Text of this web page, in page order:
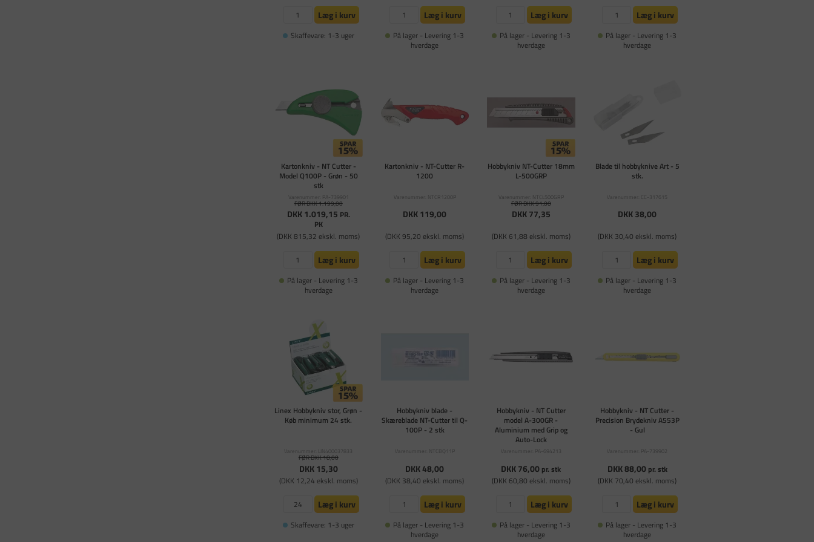
Læg i kurv
Skaffevare: 1-3 uger
Læg i kurv
På lager - Levering 1-3
hverdage
Læg i kurv
På lager - Levering 1-3
hverdage
Læg i kurv
På lager - Levering 1-3
hverdage
Kartonkniv - NT Cutter -
Model Q100P - Grøn - 50
stk
Varenummer: PA-739901
FØR DKK 1.199,00
DKK 1.019,15 PR.
PK
(DKK 815,32 ekskl. moms)
Læg i kurv
På lager - Levering 1-3
hverdage
Kartonkniv - NT-Cutter R-
1200
Varenummer: NTCR1200P
DKK 119,00
(DKK 95,20 ekskl. moms)
Læg i kurv
På lager - Levering 1-3
hverdage
Hobbykniv NT-Cutter 18mm
L-500GRP
Varenummer: NTCL500GRP
FØR DKK 91,00
DKK 77,35
(DKK 61,88 ekskl. moms)
Læg i kurv
På lager - Levering 1-3
hverdage
Blade til hobbyknive Art - 5
stk.
Varenummer: CC-317615
DKK 38,00
(DKK 30,40 ekskl. moms)
Læg i kurv
På lager - Levering 1-3
hverdage
Linex Hobbykniv stor, Grøn -
Køb minimum 24 stk.
Varenummer: LIN400037833
FØR DKK 18,00
DKK 15,30
(DKK 12,24 ekskl. moms)
Læg i kurv
Skaffevare: 1-3 uger
Hobbykniv blade -
Skæreblade NT-Cutter til Q-
100P - 2 stk
Varenummer: NTCBQ11P
DKK 48,00
(DKK 38,40 ekskl. moms)
Læg i kurv
På lager - Levering 1-3
hverdage
Hobbykniv - NT Cutter
model A-300GR -
Aluminium med Grip og
Auto-Lock
Varenummer: PA-694213
DKK 76,00 pr. stk
(DKK 60,80 ekskl. moms)
Læg i kurv
På lager - Levering 1-3
hverdage
Hobbykniv - NT Cutter -
Precision Brydekniv A553P
- Gul
Varenummer: PA-739902
DKK 88,00pr. stk
(DKK 70,40 ekskl. moms)
Læg i kurv
På lager - Levering 1-3
hverdage